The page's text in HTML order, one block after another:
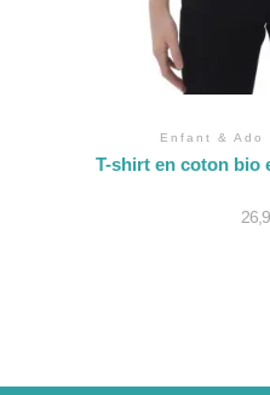
Enfant & Ado
T-shirt en coton bio